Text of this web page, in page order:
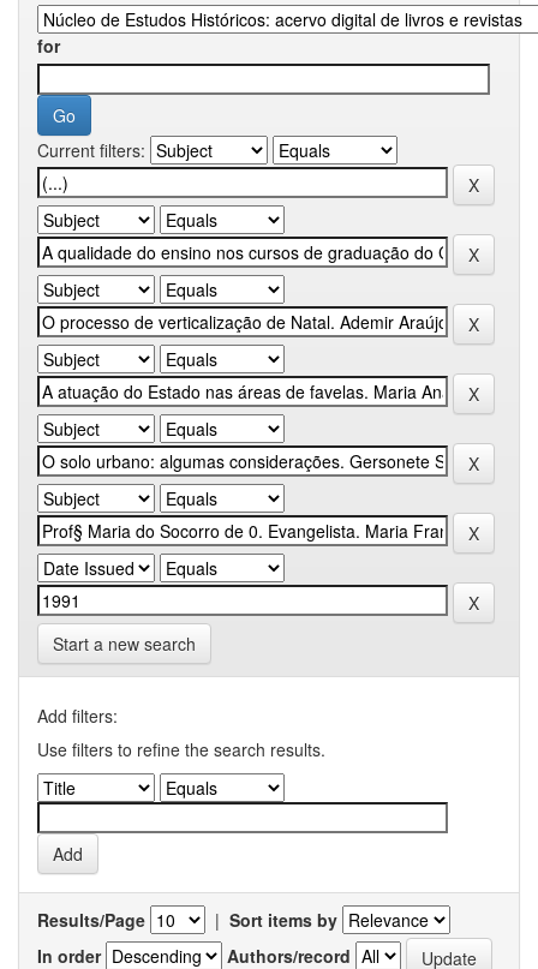
for
Current filters:
Start a new search
Add filters:
Use filters to refine the search results.
Results/Page | Sort items by
In order
Authors/record